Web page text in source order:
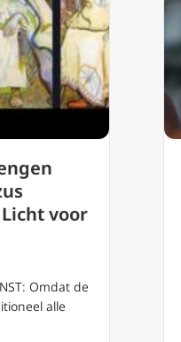
Moskou (deel 1&2)
voor
Omdat de
alle